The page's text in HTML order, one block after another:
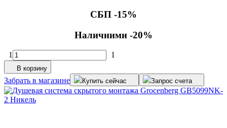
СБП -15%
Наличними -20%
1 1
В корзину
Забрать в магазине Купить сейчас Запрос счета